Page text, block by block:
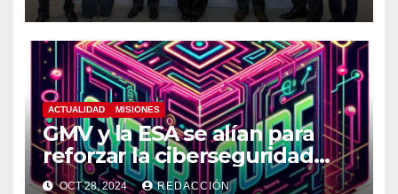
ACTUALIDAD MISIONES
GMV y la ESA se alían para
reforzar la ciberseguridad
espacial
OCT 28, 2024 REDACCIÓN